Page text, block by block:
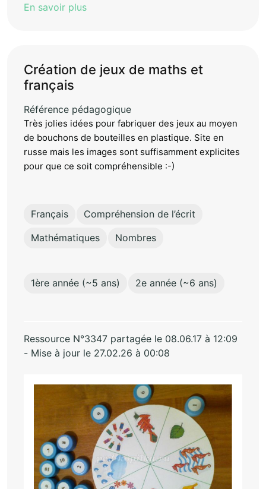
En savoir plus
Création de jeux de maths et
français
Référence pédagogique
Très jolies idées pour fabriquer des jeux au moyen
de bouchons de bouteilles en plastique. Site en
russe mais les images sont suffisamment explicites
pour que ce soit compréhensible :-)
Français
Compréhension de l’écrit
Mathématiques
Nombres
1ère année (~5 ans) 2e année (~6 ans)
Ressource N°3347 partagée le 08.06.17 à 12:09
- Mise à jour le 27.02.26 à 00:08